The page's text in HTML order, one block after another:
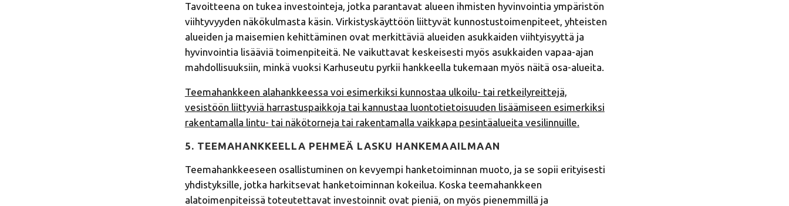
Tavoitteena on tukea investointeja, jotka parantavat alueen ihmisten hyvinvointia ympäristön
viihtyvyyden näkökulmasta käsin. Virkistyskäyttöön liittyvät kunnostustoimenpiteet, yhteisten
alueiden ja maisemien kehittäminen ovat merkittäviä alueiden asukkaiden viihtyisyyttä ja
hyvinvointia lisääviä toimenpiteitä. Ne vaikuttavat keskeisesti myös asukkaiden vapaa-ajan
mahdollisuuksiin, minkä vuoksi Karhuseutu pyrkii hankkeella tukemaan myös näitä osa-alueita.
Teemahankkeen alahankkeessa voi esimerkiksi kunnostaa ulkoilu- tai retkeilyreittejä,
vesistöön liittyviä harrastuspaikkoja tai kannustaa luontotietoisuuden lisäämiseen esimerkiksi
rakentamalla lintu- tai näkötorneja tai rakentamalla vaikkapa pesintäalueita vesilinnuille.
5. TEEMAHANKKEELLA PEHMEÄ LASKU HANKEMAAILMAAN
Teemahankkeeseen osallistuminen on kevyempi hanketoiminnan muoto, ja se sopii erityisesti
yhdistyksille, jotka harkitsevat hanketoiminnan kokeilua. Koska teemahankkeen
alatoimenpiteissä toteutettavat investoinnit ovat pieniä, on myös pienemmillä ja